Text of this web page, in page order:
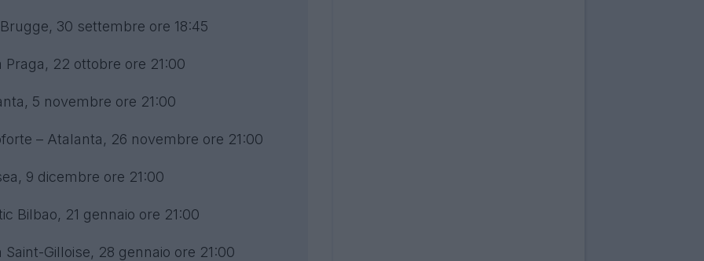
30 settembre ore 18:45
22 ottobre ore 21:00
5 novembre ore 21:00
– Atalanta, 26 novembre ore 21:00
9 dicembre ore 21:00
Bilbao, 21 gennaio ore 21:00
Gilloise, 28 gennaio ore 21:00